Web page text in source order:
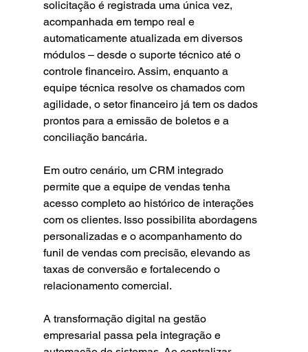
solicitação é registrada uma única vez,
acompanhada em tempo real e
automaticamente atualizada em diversos
módulos – desde o suporte técnico até o
controle financeiro. Assim, enquanto a
equipe técnica resolve os chamados com
agilidade, o setor financeiro já tem os dados
prontos para a emissão de boletos e a
conciliação bancária.
Em outro cenário, um CRM integrado
permite que a equipe de vendas tenha
acesso completo ao histórico de interações
com os clientes. Isso possibilita abordagens
personalizadas e o acompanhamento do
funil de vendas com precisão, elevando as
taxas de conversão e fortalecendo o
relacionamento comercial.
A transformação digital na gestão
empresarial passa pela integração e